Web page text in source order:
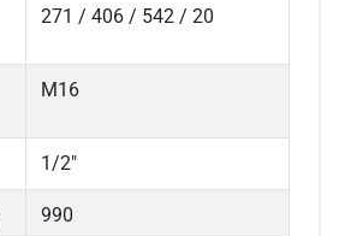
271 / 406 / 542 / 20
M16
1/2"
990